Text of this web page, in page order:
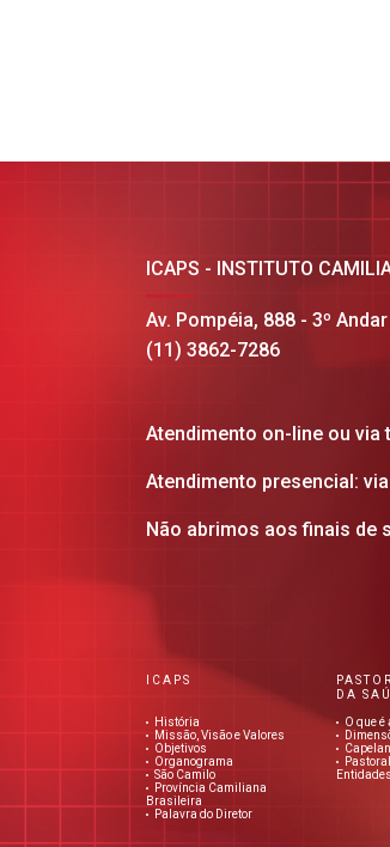
ICAPS - INSTITUTO
Av. Pompéia, 888 - 3º
(11) 3862-7286
Atendimento on-line ou via
Atendimento presencial:
Não abrimos aos finais de
ICAPS
História
Missão, Visão e Valores
Objetivos
Organograma
São Camilo
Província Camiliana
Brasileira
Palavra do Diretor
DA
O que é